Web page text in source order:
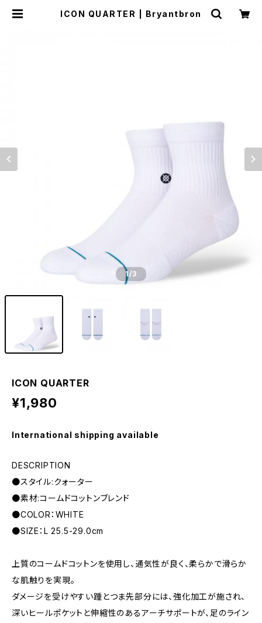
ICON QUARTER | Bryantbron
1/3
ICON QUARTER
¥1,980
International shipping available
DESCRIPTION
●スタイル:クォーター
●素材:コームドコットンブレンド
●COLOR：WHITE
●SIZE：L 25.5-29.0cm
上質のコームドコットンを使用し、通気性が良く、柔らかで滑らか
な肌触りを実現。
ダメージを受けやすい踵とつま先部分には、強化加工が施され、
深いヒールポケットと伸縮性のあるアーチサポートが、足のライン